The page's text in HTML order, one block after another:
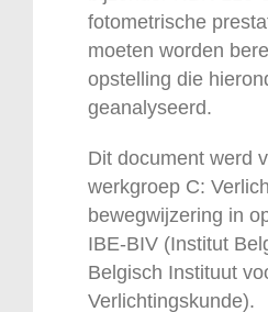
fotometrische
moeten worden
opstelling die
geanalyseerd.
Dit document werd
werkgroep C:
bewegwijzering in
IBE-BIV (Institut
Belgisch Instituut
Verlichtingskunde).